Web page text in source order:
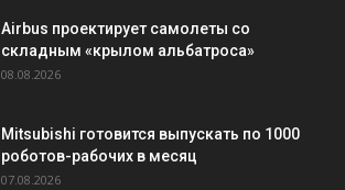
Airbus проектирует самолеты со
складным «крылом альбатроса»
08.08.2026
Mitsubishi готовится выпускать по 1000
роботов-рабочих в месяц
07.08.2026